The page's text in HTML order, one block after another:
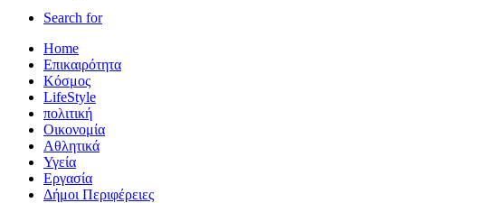
Search for
Home
Επικαιρότητα
Κόσμος
LifeStyle
πολιτική
Οικονομία
Αθλητικά
Υγεία
Εργασία
Δήμοι Περιφέρειες